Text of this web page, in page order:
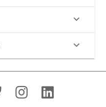
keyboard_arrow_down
keyboard_arrow_down